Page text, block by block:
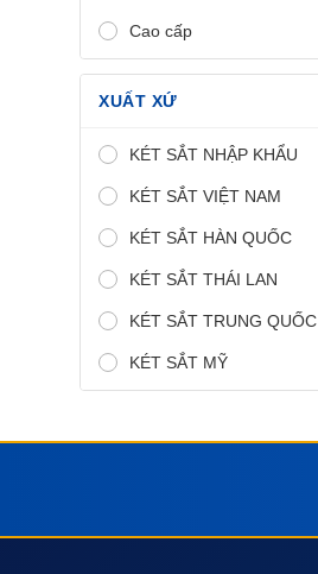
Cao cấp
XUẤT XỨ
KÉT SẮT NHẬP KHẨU
KÉT SẮT VIỆT NAM
KÉT SẮT HÀN QUỐC
KÉT SẮT THÁI LAN
KÉT SẮT TRUNG QUỐC
KÉT SẮT MỸ